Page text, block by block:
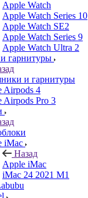
Apple Watch
Apple Watch Series 10
Apple Watch SE2
Apple Watch Series 9
Apple Watch Ultra 2
гарнитуры
и гарнитуры
Airpods 4
Airpods Pro 3
iMac
Назад
Apple iMac
iMac 24 2021 M1